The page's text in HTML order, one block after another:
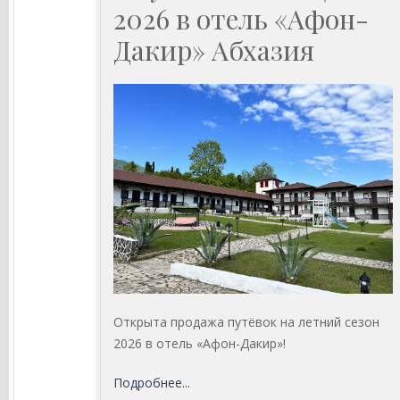
2026 в отель «Афон-
Дакир» Абхазия
Открыта продажа путёвок на летний сезон
2026 в отель «Афон-Дакир»!
Подробнее...